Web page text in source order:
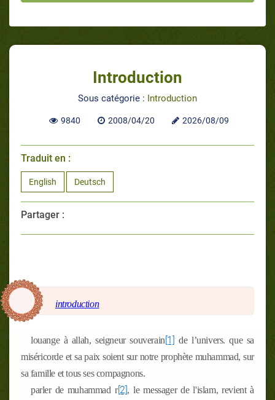
Introduction
Sous catégorie : Introduction
9840 2008/04/20 2026/08/09
Traduit en :
English Deutsch
Partager :
introduction
louange à allah, seigneur souverain[1] de l’univers. que sa
miséricorde et sa paix soient sur notre prophète muhammad, sur
sa famille et tous ses compagnons.
parler de muhammad r[2], le messager de l'islam, revient à